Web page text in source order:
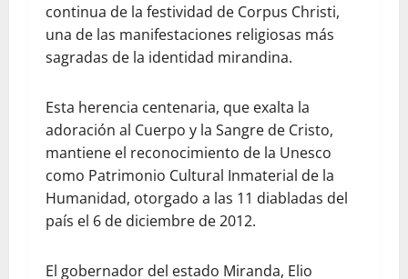
continua de la festividad de Corpus Christi,
una de las manifestaciones religiosas más
sagradas de la identidad mirandina.
Esta herencia centenaria, que exalta la
adoración al Cuerpo y la Sangre de Cristo,
mantiene el reconocimiento de la Unesco
como Patrimonio Cultural Inmaterial de la
Humanidad, otorgado a las 11 diabladas del
país el 6 de diciembre de 2012.
El gobernador del estado Miranda, Elio